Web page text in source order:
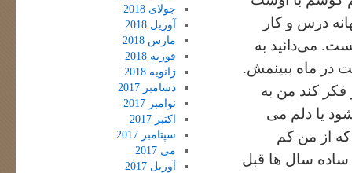
درس و کار
می‌دانید به
در ماه ببینمش.
فکر کند من به
یا دلم می
از من کم
سال ها قبل
جولای 2018
آوریل 2018
مارس 2018
فوریه 2018
ژانویه 2018
دسامبر 2017
نوامبر 2017
اکتبر 2017
سپتامبر 2017
می 2017
آوریل 2017